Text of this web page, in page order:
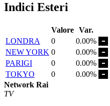
Indici Esteri
Valore Var.
LONDRA
0
0.00%
NEW YORK 0
0.00%
PARIGI
0
0.00%
TOKYO
0
0.00%
Network Rai
TV